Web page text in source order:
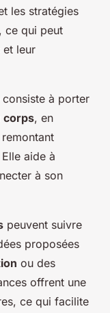
les stratégies
ce qui peut
et leur
à porter
corps, en
aide à
à son
peuvent suivre
proposées
ou des
offrent une
ce qui facilite